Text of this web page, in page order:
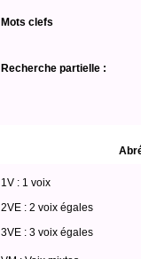
Mots clefs
Recherche partielle :
1V : 1 voix
2VE : 2 voix égales
3VE : 3 voix égales